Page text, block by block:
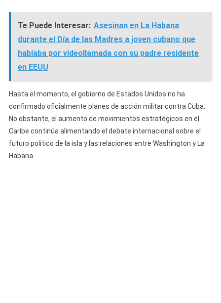
Te Puede Interesar: Asesinan en La Habana
durante el Día de las Madres a joven cubano que
hablaba por videollamada con su padre residente
en EEUU
Hasta el momento, el gobierno de Estados Unidos no ha
confirmado oficialmente planes de acción militar contra Cuba.
No obstante, el aumento de movimientos estratégicos en el
Caribe continúa alimentando el debate internacional sobre el
futuro político de la isla y las relaciones entre Washington y La
Habana.